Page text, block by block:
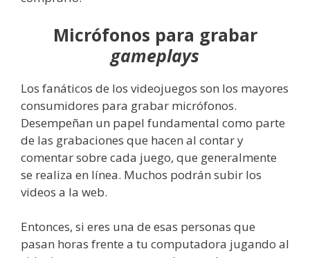
Micrófonos para grabar
gameplays
Los fanáticos de los videojuegos son los mayores
consumidores para grabar micrófonos.
Desempeñan un papel fundamental como parte
de las grabaciones que hacen al contar y
comentar sobre cada juego, que generalmente
se realiza en línea. Muchos podrán subir los
videos a la web.
Entonces, si eres una de esas personas que
pasan horas frente a tu computadora jugando al